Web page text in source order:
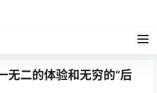
二的体验和无穷的“后